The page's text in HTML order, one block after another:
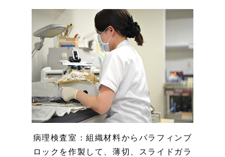
病理検査室：組織材料からパラフィンブ
ロックを作製して、薄切、スライドガラ